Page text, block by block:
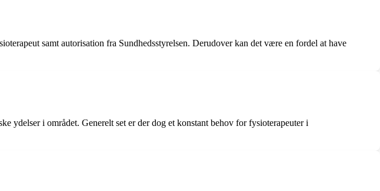
samt autorisation fra Sundhedsstyrelsen. Derudover kan det være en fordel at have
ydelser i området. Generelt set er der dog et konstant behov for fysioterapeuter i